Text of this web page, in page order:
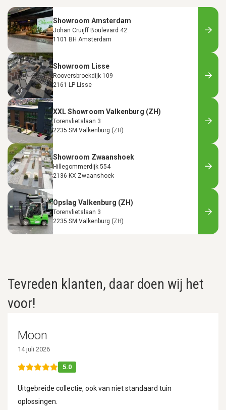
Showroom Amsterdam
Johan Cruijff Boulevard 42
1101 BH Amsterdam
Showroom Lisse
Rooversbroekdijk 109
2161 LP Lisse
XXL Showroom Valkenburg (ZH)
Torenvlietslaan 3
2235 SM Valkenburg (ZH)
Showroom Zwaanshoek
Hillegommerdijk 554
2136 KX Zwaanshoek
Opslag Valkenburg (ZH)
Torenvlietslaan 3
2235 SM Valkenburg (ZH)
Tevreden klanten, daar doen wij het
voor!
Moon
14 juli 2026
5.0
Uitgebreide collectie, ook van niet standaard tuin
oplossingen.